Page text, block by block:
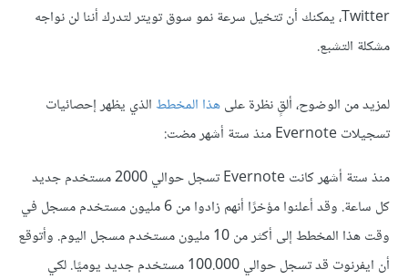
Twitter، يمكنك أن تتخيل سرعة نمو سوق تويتر لتدرك أننا لن نواجه
مشكلة التشبع.
لمزيد من الوضوح، ألقٍ نظرة علىهذا المخططالذي يظهر إحصائيات
تسجيلات Evernote منذ ستة أشهر مضت:
منذ ستة أشهر كانت Evernote تسجل حوالي 2000 مستخدم جديد
كل ساعة. وقد أعلنوا مؤخرًا أنهم زادوا من 6 مليون مستخدم مسجل في
وقت هذا المخطط إلى أكثر من 10 مليون مستخدم مسجل اليوم. وأتوقع
أن ايفرنوت قد تسجل حوالي 100.000 مستخدم جديد يوميًا. لكي